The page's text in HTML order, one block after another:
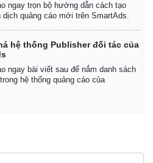
Giá vàng
ngay trọn bộ hướng dẫn cách tạo
dịch quảng cáo mới trên SmartAds.
hệ thống Publisher đối tác của
ngay bài viết sau để nắm danh sách
hệ thống quảng cáo của